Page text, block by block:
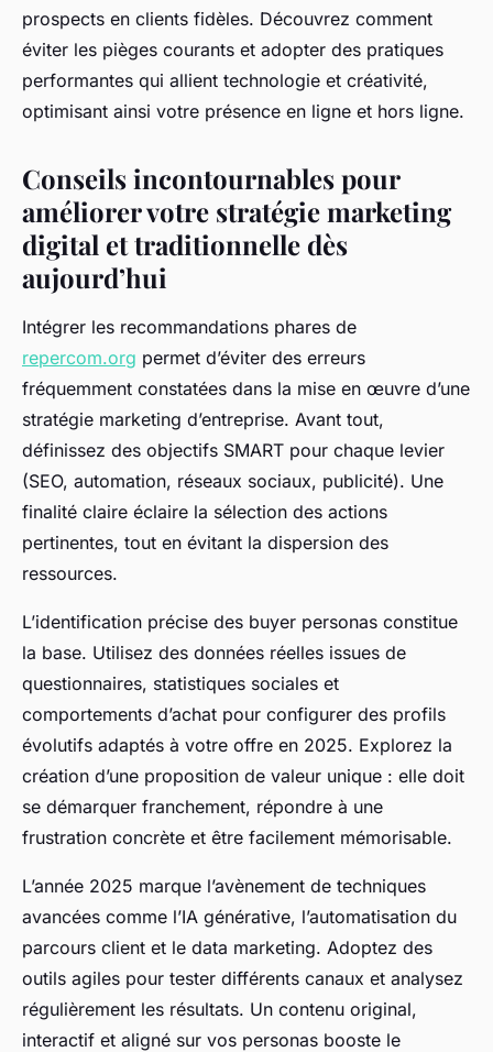
prospects en clients fidèles. Découvrez comment
éviter les pièges courants et adopter des pratiques
performantes qui allient technologie et créativité,
optimisant ainsi votre présence en ligne et hors ligne.
Conseils incontournables pour
améliorer votre stratégie marketing
digital et traditionnelle dès
aujourd’hui
Intégrer les recommandations phares de
repercom.org permet d’éviter des erreurs
fréquemment constatées dans la mise en œuvre d’une
stratégie marketing d’entreprise. Avant tout,
définissez des objectifs SMART pour chaque levier
(SEO, automation, réseaux sociaux, publicité). Une
finalité claire éclaire la sélection des actions
pertinentes, tout en évitant la dispersion des
ressources.
L’identification précise des buyer personas constitue
la base. Utilisez des données réelles issues de
questionnaires, statistiques sociales et
comportements d’achat pour configurer des profils
évolutifs adaptés à votre offre en 2025. Explorez la
création d’une proposition de valeur unique : elle doit
se démarquer franchement, répondre à une
frustration concrète et être facilement mémorisable.
L’année 2025 marque l’avènement de techniques
avancées comme l’IA générative, l’automatisation du
parcours client et le data marketing. Adoptez des
outils agiles pour tester différents canaux et analysez
régulièrement les résultats. Un contenu original,
interactif et aligné sur vos personas booste le